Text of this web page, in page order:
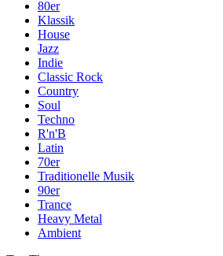
80er
Klassik
House
Jazz
Indie
Classic Rock
Country
Soul
Techno
R'n'B
Latin
70er
Traditionelle Musik
90er
Trance
Heavy Metal
Ambient